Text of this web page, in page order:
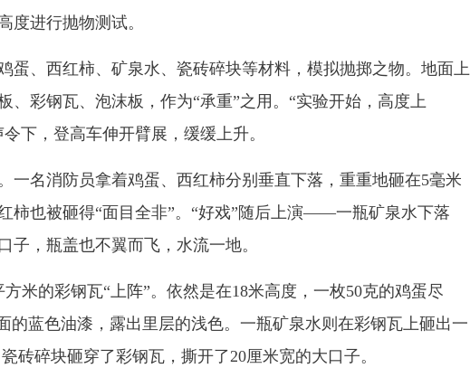
度进行抛物测试。
、西红柿、矿泉水、瓷砖碎块等材料，模拟抛掷之物。地面上
、彩钢瓦、泡沫板，作为“承重”之用。“实验开始，高度上
下，登高车伸开臂展，缓缓上升。
名消防员拿着鸡蛋、西红柿分别垂直下落，重重地砸在5毫米
柿也被砸得“面目全非”。“好戏”随后上演——一瓶矿泉水下落
子，瓶盖也不翼而飞，水流一地。
的彩钢瓦“上阵”。依然是在18米高度，一枚50克的鸡蛋尽
的蓝色油漆，露出里层的浅色。一瓶矿泉水则在彩钢瓦上砸出一
砖碎块砸穿了彩钢瓦，撕开了20厘米宽的大口子。